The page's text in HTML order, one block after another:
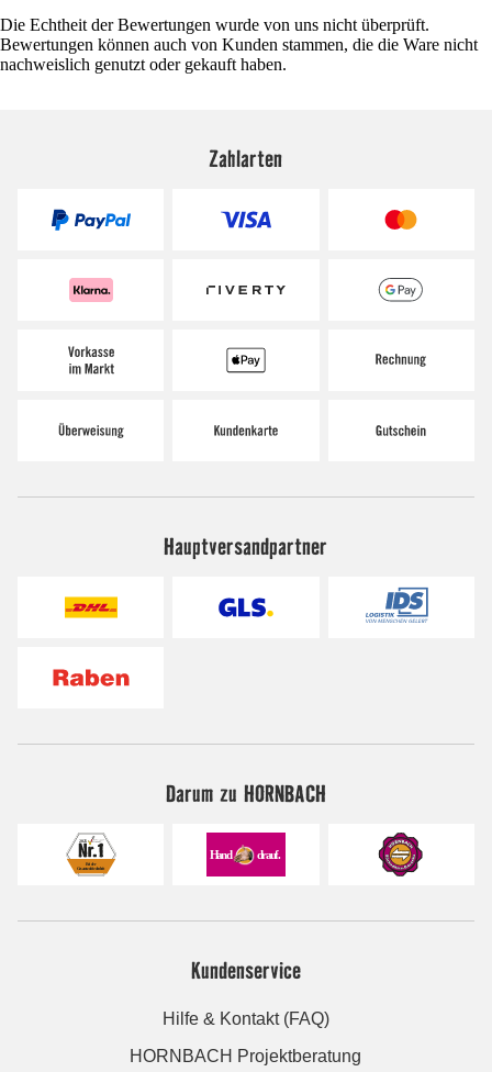
Die Echtheit der Bewertungen wurde von uns nicht überprüft.
Bewertungen können auch von Kunden stammen, die die Ware nicht
nachweislich genutzt oder gekauft haben.
Zahlarten
Hauptversandpartner
Darum zu HORNBACH
Kundenservice
Hilfe & Kontakt (FAQ)
HORNBACH Projektberatung